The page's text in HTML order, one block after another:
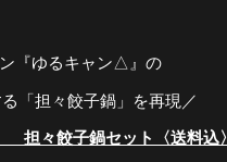
『ゆるキャン△』の
「担々餃子鍋」を再現／
担々餃子鍋セット〈送料込〉